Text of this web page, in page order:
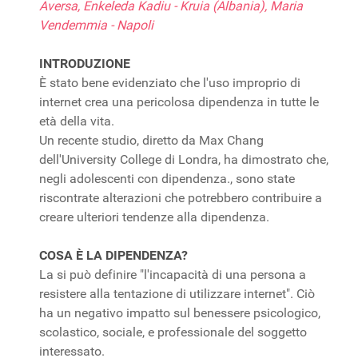
Aversa, Enkeleda Kadiu - Kruia (Albania), Maria
Vendemmia - Napoli
INTRODUZIONE
È stato bene evidenziato che l'uso improprio di
internet crea una pericolosa dipendenza in tutte le
età della vita.
Un recente studio, diretto da Max Chang
dell'University College di Londra, ha dimostrato che,
negli adolescenti con dipendenza., sono state
riscontrate alterazioni che potrebbero contribuire a
creare ulteriori tendenze alla dipendenza.
COSA È LA DIPENDENZA?
La si può definire "l'incapacità di una persona a
resistere alla tentazione di utilizzare internet". Ciò
ha un negativo impatto sul benessere psicologico,
scolastico, sociale, e professionale del soggetto
interessato.